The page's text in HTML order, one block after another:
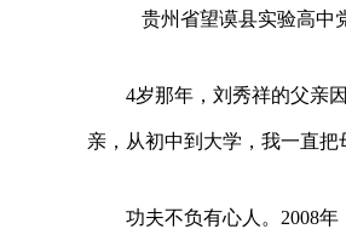
贵州省望谟县实验高中
4岁那年，刘秀祥的父亲
亲，从初中到大学，我一直把
功夫不负有心人。2008